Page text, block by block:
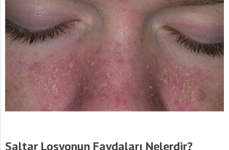
Saltar Losyonun Faydaları Nelerdir?